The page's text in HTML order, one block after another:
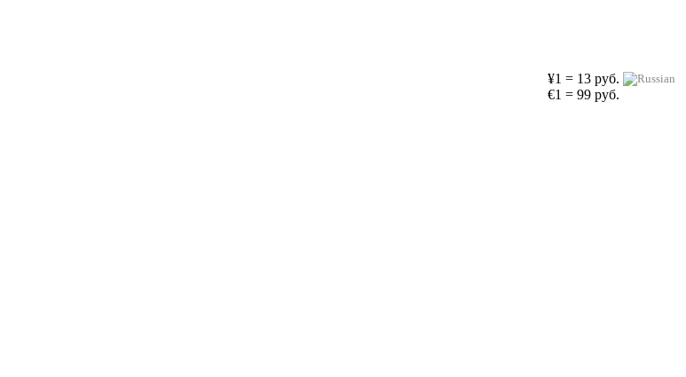
¥1 = 13 руб.
€1 = 99 руб.